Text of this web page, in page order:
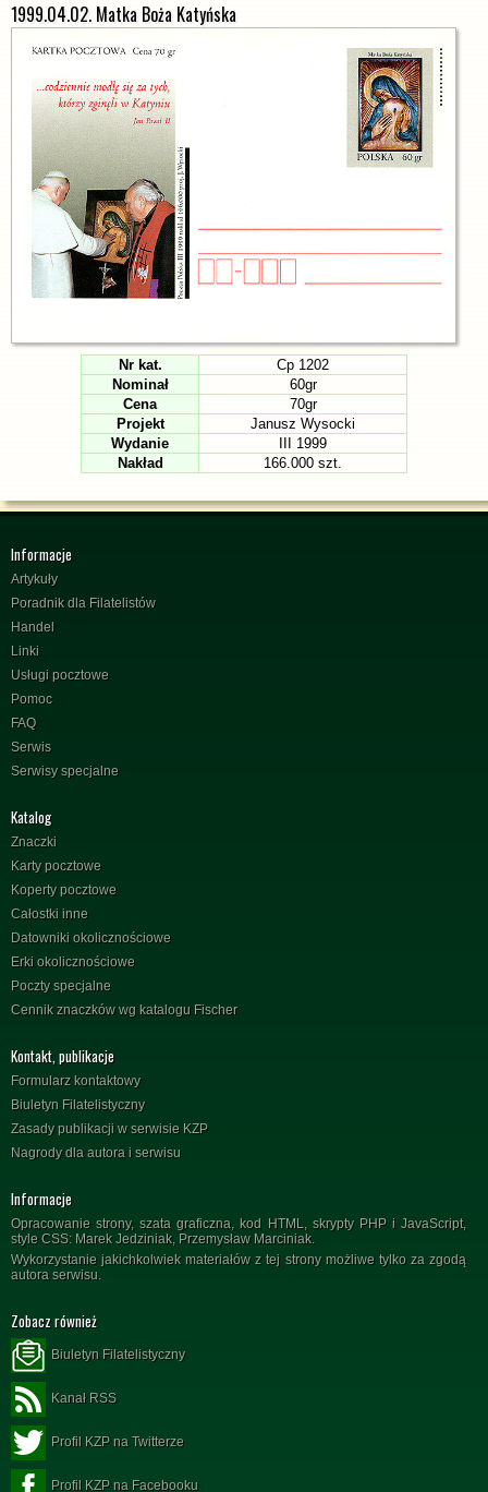
1999.04.02. Matka Boża Katyńska
Nr kat.
Cp 1202
Nominał
60gr
Cena
70gr
Projekt
Janusz Wysocki
Wydanie
III 1999
Nakład
166.000 szt.
Informacje
Artykuły
Poradnik dla Filatelistów
Handel
Linki
Usługi pocztowe
Pomoc
FAQ
Serwis
Serwisy specjalne
Katalog
Znaczki
Karty pocztowe
Koperty pocztowe
Całostki inne
Datowniki okolicznościowe
Erki okolicznościowe
Poczty specjalne
Cennik znaczków wg katalogu Fischer
Kontakt, publikacje
Formularz kontaktowy
Biuletyn Filatelistyczny
Zasady publikacji w serwisie KZP
Nagrody dla autora i serwisu
Informacje
Opracowanie strony, szata graficzna, kod HTML, skrypty PHP i JavaScript,
style CSS: Marek Jedziniak, Przemysław Marciniak.
Wykorzystanie jakichkolwiek materiałów z tej strony możliwe tylko za zgodą
autora serwisu.
Zobacz również
Biuletyn Filatelistyczny
Kanał RSS
Profil KZP na Twitterze
Profil KZP na Facebooku